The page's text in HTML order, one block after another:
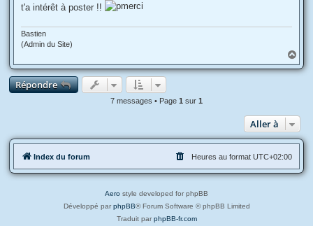
t'a intérêt à poster !!
Bastien
(Admin du Site)
a
u
Répondre
7 messages • Page 1 sur 1
Aller à
Index du forum Heures au format UTC+02:00
Aero style developed for phpBB
Développé par phpBB® Forum Software © phpBB Limited
Traduit par phpBB-fr.com